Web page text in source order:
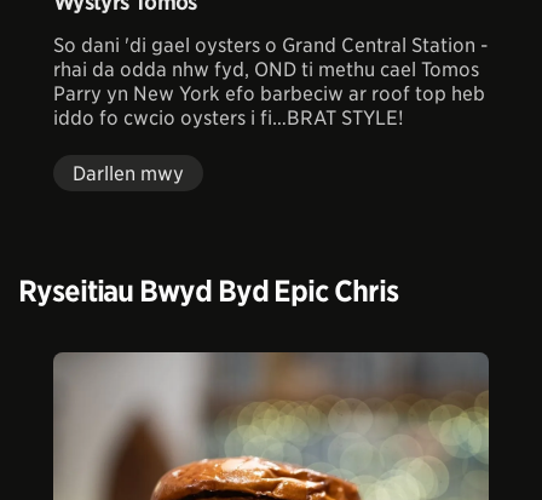
So dani 'di gael oysters o Grand Central Station -
rhai da odda nhw fyd, OND ti methu cael Tomos
Parry yn New York efo barbeciw ar roof top heb
iddo fo cwcio oysters i fi…BRAT STYLE!
Darllen mwy
Ryseitiau Bwyd Byd Epic Chris